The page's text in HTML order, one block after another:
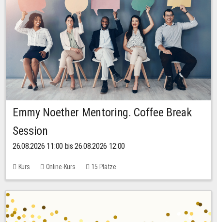
Emmy Noether Mentoring. Coffee Break
Session
26.08.2026 11:00 bis 26.08.2026 12:00
Kurs Online-Kurs 15 Plätze